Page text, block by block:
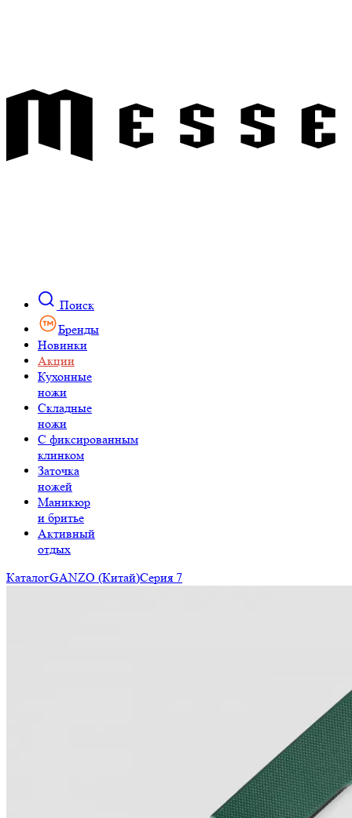
Поиск
Бренды
Новинки
Акции
Кухонные
ножи
Складные
ножи
C фиксированным
клинком
Заточка
ножей
Маникюр
и бритье
Активный
отдых
КаталогGANZO (Китай)Серия 7